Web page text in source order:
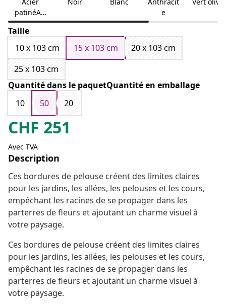
patinéAci
er
résistant
aux
ies
e
Taille
10 x 103 cm
15 x 103 cm
20 x 103 cm
25 x 103 cm
Quantité dans le paquetQuantité en emballage
10
50 20
CHF 251
Avec TVA
Description
Ces bordures de pelouse créent des limites claires
pour les jardins, les allées, les pelouses et les cours,
empêchant les racines de se propager dans les
parterres de fleurs et ajoutant un charme visuel à
votre paysage.
Ces bordures de pelouse créent des limites claires
pour les jardins, les allées, les pelouses et les cours,
empêchant les racines de se propager dans les
parterres de fleurs et ajoutant un charme visuel à
votre paysage.